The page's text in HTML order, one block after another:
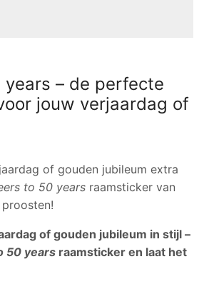
– de perfecte
jouw verjaardag of
of gouden jubileum extra
to 50 years raamsticker van
of gouden jubileum in stijl –
50 years raamsticker en laat het